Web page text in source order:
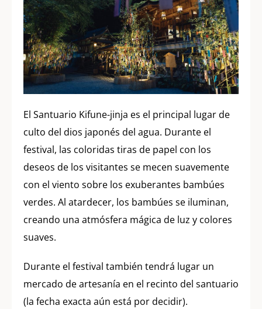
El Santuario Kifune-jinja es el principal lugar de
culto del dios japonés del agua. Durante el
festival, las coloridas tiras de papel con los
deseos de los visitantes se mecen suavemente
con el viento sobre los exuberantes bambúes
verdes. Al atardecer, los bambúes se iluminan,
creando una atmósfera mágica de luz y colores
suaves.
Durante el festival también tendrá lugar un
mercado de artesanía en el recinto del santuario
(la fecha exacta aún está por decidir).